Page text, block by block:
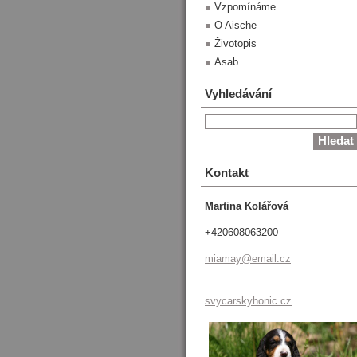
Vzpomínáme
O Aische
Životopis
Asab
Vyhledávání
Kontakt
Martina Kolářová
+420608063200
miamay@email.cz
svycarskyhonic.cz